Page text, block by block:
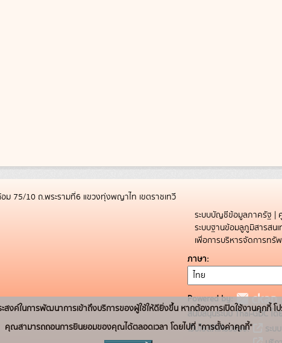
75/10 ถ.พระรามที่6 แขวงทุ่งพญาไท เขตราชเทวี
ระบบบัญชีข้อมูลภาครัฐ |
ระบบฐานข้อมลูภูมิสารสน
เพื่อการบริหารจัดการทรั
ภาษา
Powered by:
สนับสนุนระบบ Thai-GDC โ
เว็บไซต์ที่เกี่ยวข้อง:
ระ
ะสงค์ในการพัฒนาการเข้าถึงบริการของผู้ใช้ให้ดียิ่งขึ้น หากต้องการเปิดใช้งานคุกกี้
คุณสามารถถอนการยินยอมของคุณได้ตลอดเวลา โดยไปที่ "การตั้งค่าคุกกี้"